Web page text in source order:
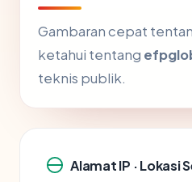
Gambaran cepat
ketahui tentang
teknis publik.
Alamat IP · Lokasi